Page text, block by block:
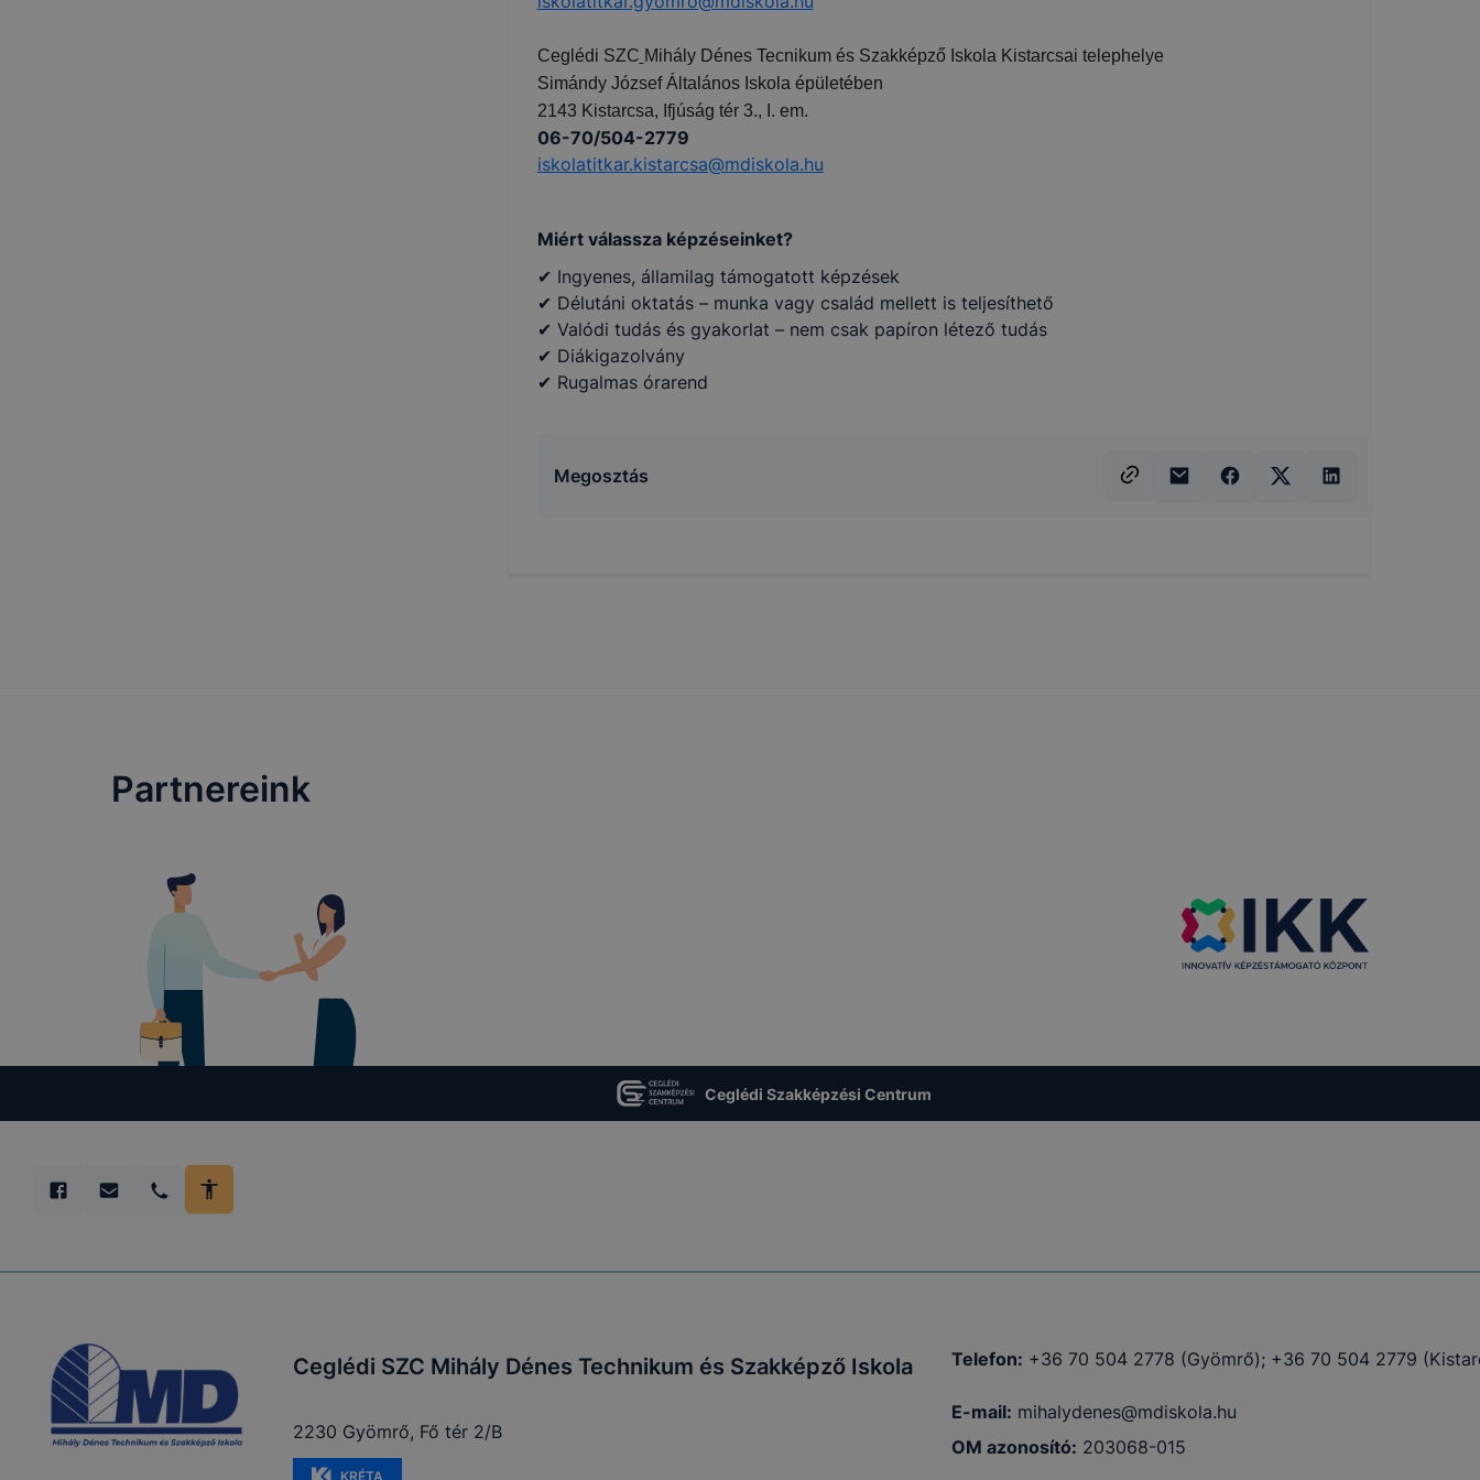
Ceglédi SZC Mihály Dénes Tecnikum és Szakképző Iskola Kistarcsai telephelye
Simándy József Általános Iskola épületében
2143 Kistarcsa, Ifjúság tér 3., I. em.
06-70/504-2779
iskolatitkar.kistarcsa@mdiskola.hu
Miért válassza képzéseinket?
✔ Ingyenes, államilag támogatott képzések
✔ Délutáni oktatás – munka vagy család mellett is teljesíthető
✔ Valódi tudás és gyakorlat – nem csak papíron létező tudás
✔ Diákigazolvány
✔ Rugalmas órarend
Megosztás
Partnereink
Ceglédi Szakképzési Centrum
Ceglédi SZC Mihály Dénes Technikum és Szakképző Iskola
2230 Gyömrő, Fő tér 2/B
KRÉTA
Telefon: +36 70 504 2778 (Gyömrő); +36 70 504 2779
E-mail: mihalydenes@mdiskola.hu
OM azonosító: 203068-015
tétele, a cookie-k alkalmazásának megakadályozása vagy törlése által
teljes körű használatára, vagy a honlap a tervezettől eltérően fog működni